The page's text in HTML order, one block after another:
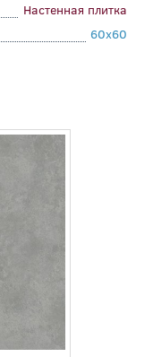
Настенная плитка
60x60